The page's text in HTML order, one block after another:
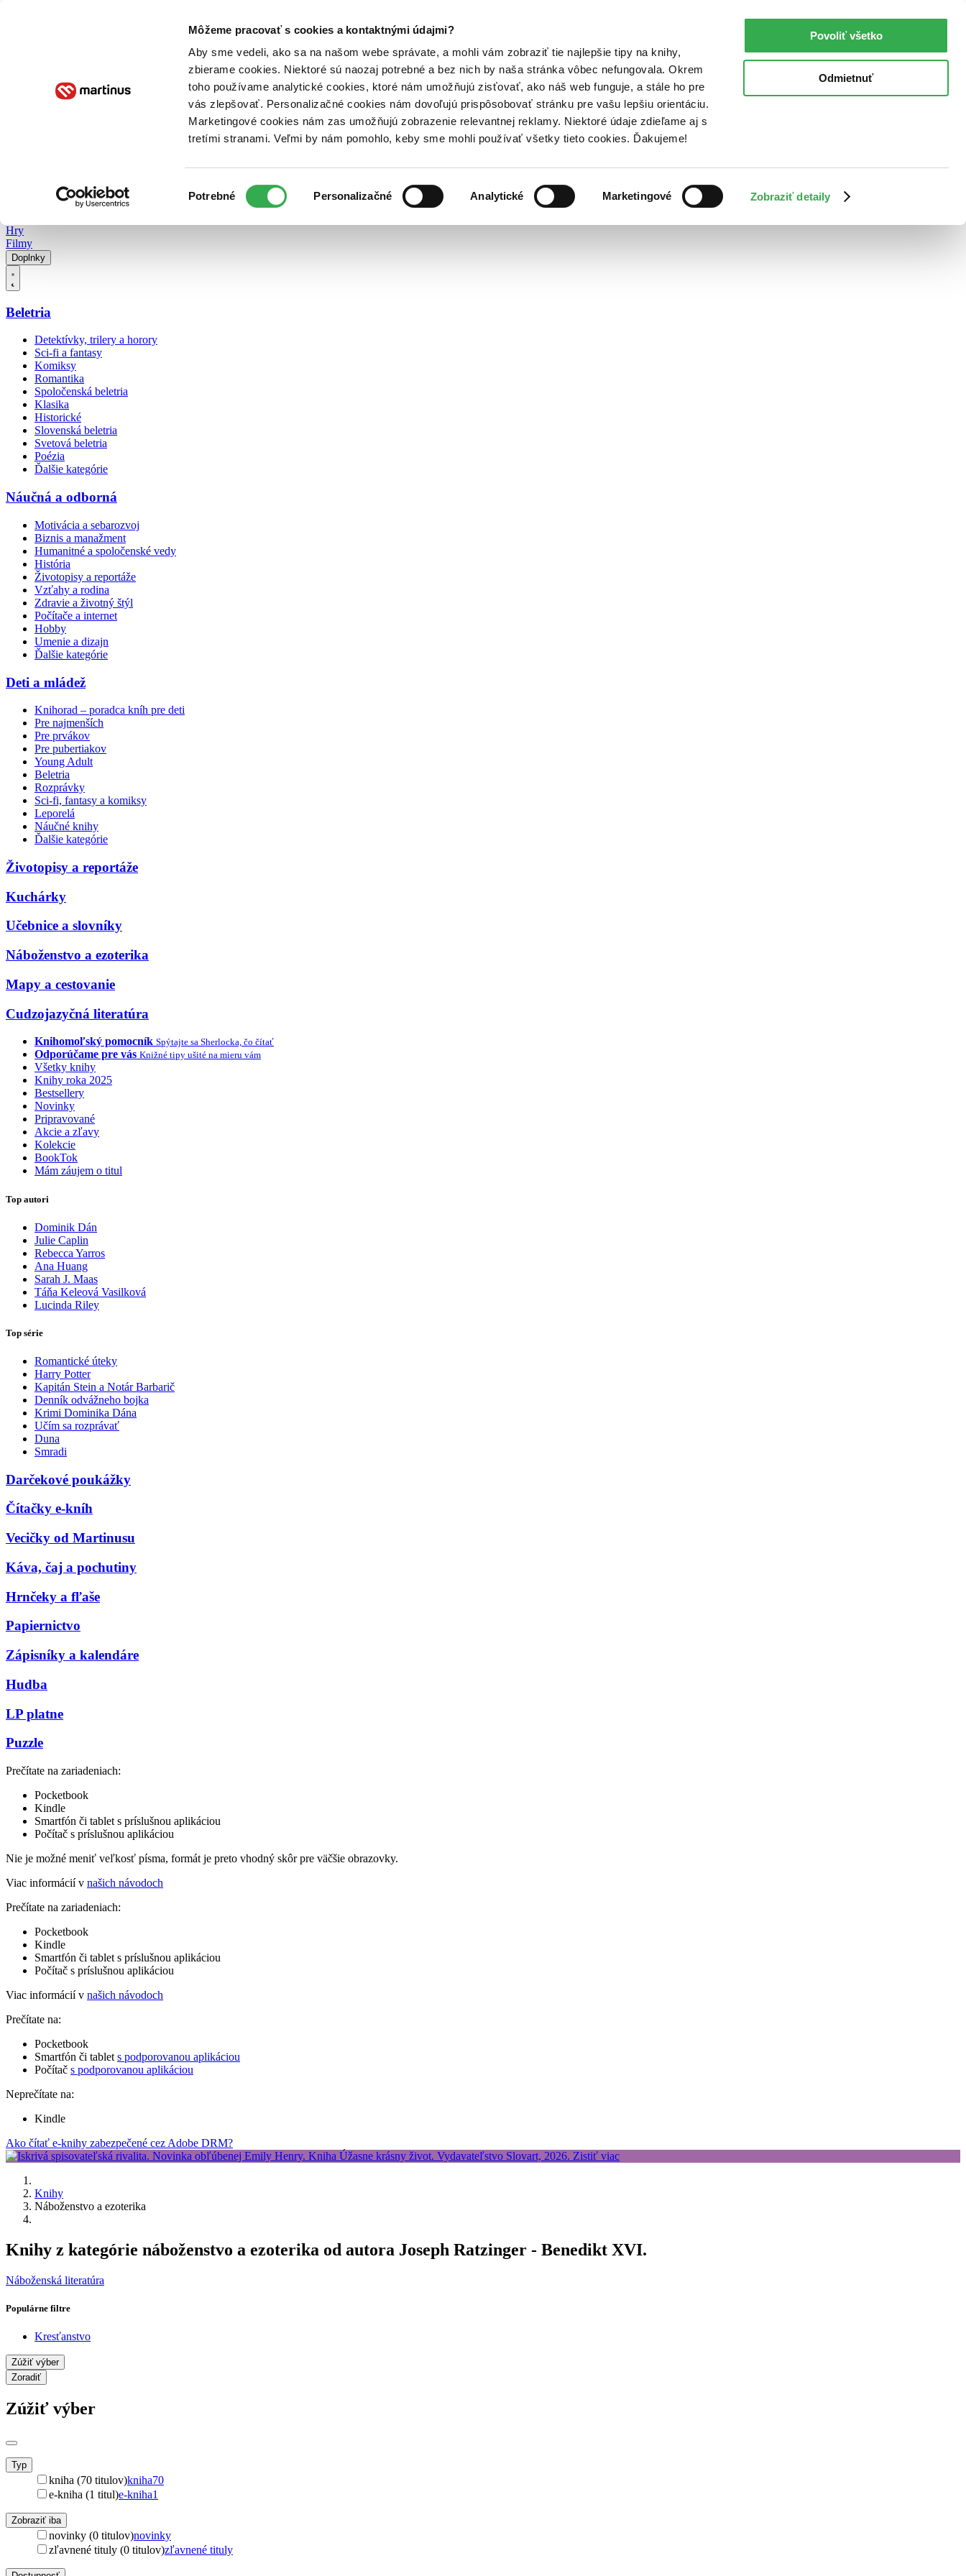
Môžeme pracovať s cookies a kontaktnými údajmi?
Aby sme vedeli, ako sa na našom webe správate, a mohli vám zobraziť tie najlepšie tipy na knihy,
zbierame cookies. Niektoré sú naozaj potrebné a bez nich by naša stránka vôbec nefungovala. Okrem
toho používame analytické cookies, ktoré nám umožňujú zisťovať, ako náš web funguje, a stále ho pre
vás zlepšovať. Personalizačné cookies nám dovoľujú prispôsobovať stránku pre vašu lepšiu orientáciu.
Marketingové cookies nám zas umožňujú zobrazenie relevantnej reklamy. Niektoré údaje zdieľame aj s
tretími stranami. Veľmi by nám pomohlo, keby sme mohli používať všetky tieto cookies. Ďakujeme!
súhlasu
Potrebné Personalizačné Analytické Marketingové Zobraziť detaily
Povoliť všetko
Odmietnuť
Poukážky Kontakt
Hry
Filmy
Doplnky
Beletria
Detektívky, trilery a horory
Sci-fi a fantasy
Komiksy
Romantika
Spoločenská beletria
Klasika
Historické
Slovenská beletria
Svetová beletria
Poézia
Ďalšie kategórie
Náučná a odborná
Motivácia a sebarozvoj
Biznis a manažment
Humanitné a spoločenské vedy
História
Životopisy a reportáže
Vzťahy a rodina
Zdravie a životný štýl
Počítače a internet
Hobby
Umenie a dizajn
Ďalšie kategórie
Deti a mládež
Knihorad – poradca kníh pre deti
Pre najmenších
Pre prvákov
Pre pubertiakov
Young Adult
Beletria
Rozprávky
Sci-fi, fantasy a komiksy
Leporelá
Náučné knihy
Ďalšie kategórie
Životopisy a reportáže
Kuchárky
Učebnice a slovníky
Náboženstvo a ezoterika
Mapy a cestovanie
Cudzojazyčná literatúra
Knihomoľský pomocník Spýtajte sa Sherlocka, čo čítať
Odporúčame pre vás Knižné tipy ušité na mieru vám
Všetky knihy
Knihy roka 2025
Bestsellery
Novinky
Pripravované
Akcie a zľavy
Kolekcie
BookTok
Mám záujem o titul
Top autori
Dominik Dán
Julie Caplin
Rebecca Yarros
Ana Huang
Sarah J. Maas
Táňa Keleová Vasilková
Lucinda Riley
Top série
Romantické úteky
Harry Potter
Kapitán Stein a Notár Barbarič
Denník odvážneho bojka
Krimi Dominika Dána
Učím sa rozprávať
Duna
Smradi
Darčekové poukážky
Čítačky e-kníh
Vecičky od Martinusu
Káva, čaj a pochutiny
Hrnčeky a fľaše
Papiernictvo
Zápisníky a kalendáre
Hudba
LP platne
Puzzle
Prečítate na zariadeniach:
Pocketbook
Kindle
Smartfón či tablet s príslušnou aplikáciou
Počítač s príslušnou aplikáciou
Nie je možné meniť veľkosť písma, formát je preto vhodný skôr pre väčšie obrazovky.
Viac informácií v našich návodoch
Prečítate na zariadeniach:
Pocketbook
Kindle
Smartfón či tablet s príslušnou aplikáciou
Počítač s príslušnou aplikáciou
Viac informácií v našich návodoch
Prečítate na:
Pocketbook
Smartfón či tablet s podporovanou aplikáciou
Počítač s podporovanou aplikáciou
Neprečítate na:
Kindle
Ako čítať e-knihy zabezpečené cez Adobe DRM?
Knihy
Náboženstvo a ezoterika
Knihy z kategórie náboženstvo a ezoterika od autora Joseph Ratzinger - Benedikt XVI.
Náboženská literatúra
Populárne filtre
Kresťanstvo
Zúžiť výber
Zoradiť
Zúžiť výber
Typ
kniha (70 titulov)kniha70
e-kniha (1 titul)e-kniha1
Zobraziť iba
novinky (0 titulov)novinky
zľavnené tituly (0 titulov)zľavnené tituly